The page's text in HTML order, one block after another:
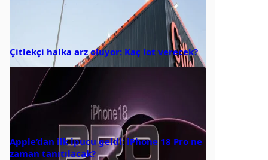
Çitlekçi halka arz oluyor: Kaç lot verecek?
Apple’dan ilk ipucu geldi: iPhone 18 Pro ne
zaman tanıtılacak?